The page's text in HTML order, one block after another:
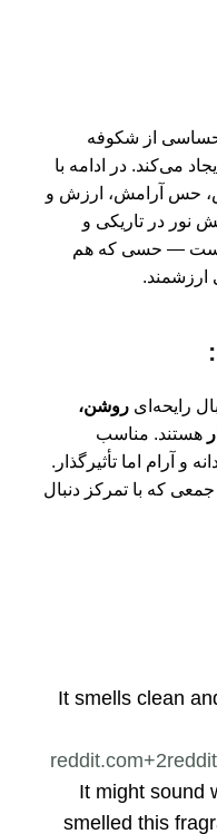
از شکوفه
می‌کند. در ادامه با
حس آرامش، ارزش و
نور در تاریکی و
— حسی که هم
ارزشمند.
رایحه‌ای روشن،
هستند. مناسب
و آرام اما تأثیرگذار.
که با تمرکز دنبال
“It smells clean
reddit.com+2
“It might
smelled this